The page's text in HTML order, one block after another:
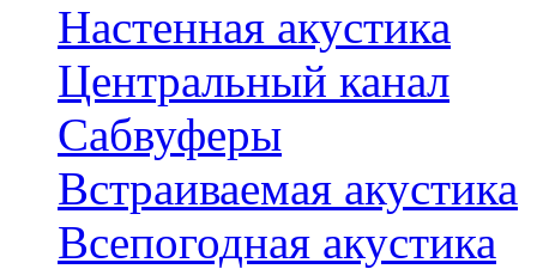
Настенная акустика
Центральный канал
Сабвуферы
Встраиваемая акустика
Всепогодная акустика